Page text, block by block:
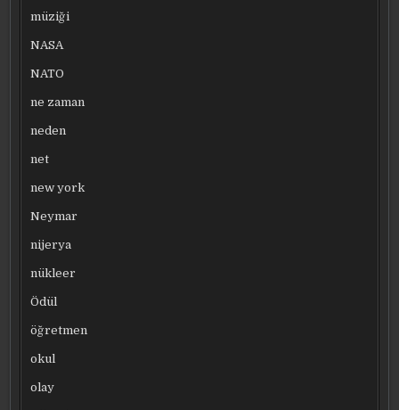
müziği
NASA
NATO
ne zaman
neden
net
new york
Neymar
nijerya
nükleer
Ödül
öğretmen
okul
olay